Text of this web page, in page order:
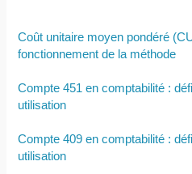
Coût unitaire moyen pondéré
fonctionnement de la méthode
Compte 451 en comptabilité :
utilisation
Compte 409 en comptabilité :
utilisation